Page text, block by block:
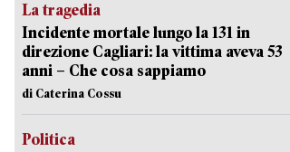
La tragedia
Incidente mortale lungo la 131 in
direzione Cagliari: la vittima aveva 53
anni – Che cosa sappiamo
di Caterina Cossu
Politica